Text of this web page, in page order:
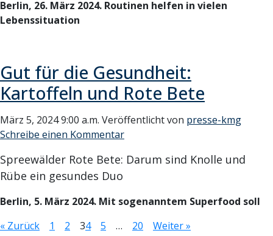
Berlin, 26. März 2024. Routinen helfen in vielen
Lebenssituation
Gut für die Gesundheit:
Kartoffeln und Rote Bete
März 5, 2024 9:00 a.m. Veröffentlicht von presse-kmg
Schreibe einen Kommentar
Spreewälder Rote Bete: Darum sind Knolle und
Rübe ein gesundes Duo
Berlin, 5. März 2024. Mit sogenanntem Superfood soll
« Zurück
1 2 34 5 … 20 Weiter »